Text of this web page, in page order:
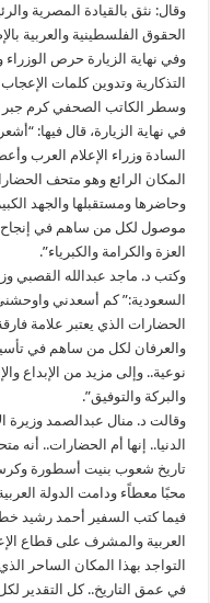
وقال: نثق بالقيادة المصرية
الحقوق الفلسطينية والعربية
وفي نهاية الزيارة حرص الوزراء
التذكارية وتدوين كلمات
وسطر الكاتب الصحفي كرم جبر
في نهاية الزيارة، قال فيها:
السادة وزراء الإعلام العرب
المكان الرائع وهو متحف
وحاضرها ومستقبلها والجهد
موصول لكل من ساهم في إنجاح
العزة والكرامة والكبرياء”.
وكتب د. ماجد عبدالله القصبي
السعودية:” كم أسعدني
الحضارات الذي يعتبر علامة
والعرفان لكل من ساهم في
نوعية.. وإلى مزيد من الإبداع
والبركة والتوفيق”.
وقالت د. منال عبدالصمد وزيرة
الدنيا.. إنها أم الحضارات..
تاريخ شعوب بنيت أسطورة
محبًا معطاًء ودامت الدولة
فيما كتب السفير أحمد رشيد
العربية والمشرف على قطاع
التواجد بهذا المكان الساحر
في عمق التاريخ.. كل التقدير